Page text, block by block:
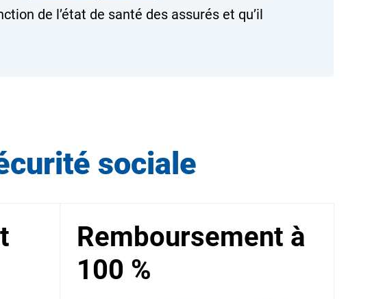
de l’état de santé des assurés et qu’il
sociale
Remboursement à
100 %